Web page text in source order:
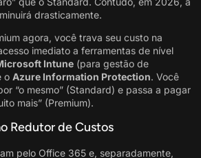
drasticamente.
agora, você trava seu custo na
imediato a ferramentas de nível
Intune (para gestão de
o Azure Information Protection. Você
“o mesmo” (Standard) e passa a pagar
mais” (Premium).
Redutor de Custos
pelo Office 365 e, separadamente,